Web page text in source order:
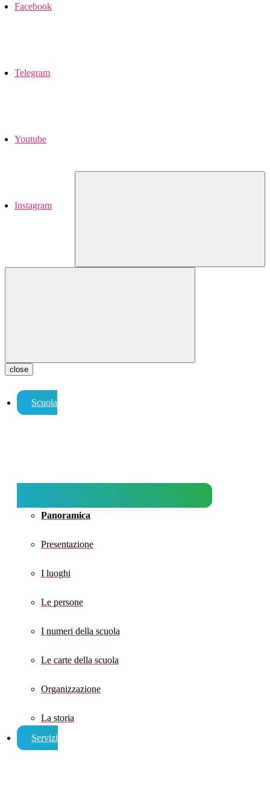
Facebook
Telegram
Youtube
Instagram
close
Scuola
Panoramica
Presentazione
I luoghi
Le persone
I numeri della scuola
Le carte della scuola
Organizzazione
La storia
Servizi